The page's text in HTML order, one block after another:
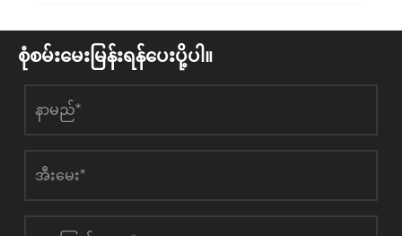
စုံစမ်းမေးမြန်းရန်ပေးပို့ပါ။